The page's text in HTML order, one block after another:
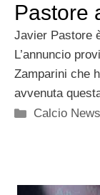
Pastore
Javier Pastore
L’annuncio
Zamparini che
avvenuta
Categorie
Calcio News